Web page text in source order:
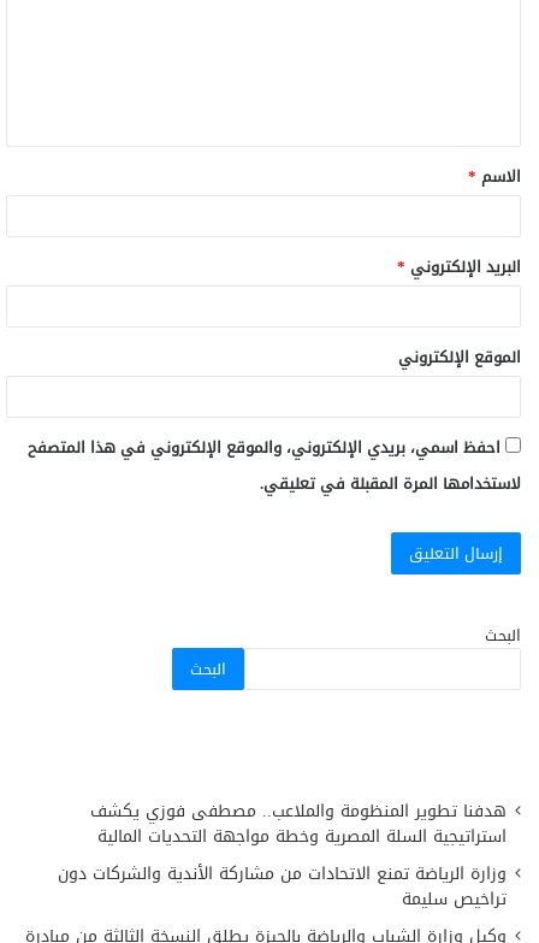
الاسم *
البريد الإلكتروني *
الموقع الإلكتروني
احفظ اسمي، بريدي الإلكتروني، والموقع الإلكتروني في هذا المتصفح
لاستخدامها المرة المقبلة في تعليقي.
البحث
البحث
هدفنا تطوير المنظومة والملاعب.. مصطفى فوزي يكشف
استراتيجية السلة المصرية وخطة مواجهة التحديات المالية
وزارة الرياضة تمنع الاتحادات من مشاركة الأندية والشركات دون
تراخيص سليمة
وكيل وزارة الشباب والرياضة بالجيزة يطلق النسخة الثالثة من مبادرة